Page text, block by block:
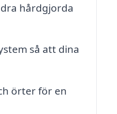
hårdgjorda
så att dina
örter för en